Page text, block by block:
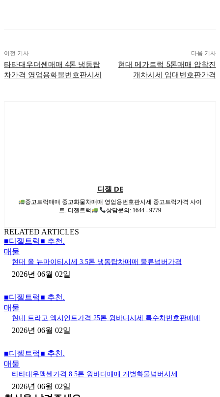
이전 기사
타타대우더쎈매매 4톤 냉동탑
차가격 영업용화물번호판시세
다음 기사
현대 메가트럭 5톤매매 압착진
개차시세 임대번호판가격
디젤 DE
중고트럭매매 중고화물차매매 영업용번호판시세 중고트럭가격 사이
트. 디젤트럭
상담문의: 1644 - 9779
RELATED ARTICLES
■디젤트럭■ 추천.
매물
현대 올 뉴마이티시세 3.5톤 냉동탑차매매 물류넘버가격
2026년 06월 02일
■디젤트럭■ 추천.
매물
현대 트라고 엑시언트가격 25톤 윙바디시세 특수차번호판매매
2026년 06월 02일
■디젤트럭■ 추천.
매물
타타대우맥쎈가격 8.5톤 윙바디매매 개별화물넘버시세
2026년 06월 02일